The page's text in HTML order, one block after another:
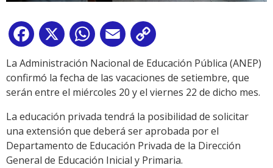
Facebook
X WhatsApp
Email
Link
La Administración Nacional de Educación Pública (ANEP)
confirmó la fecha de las vacaciones de setiembre, que
serán entre el miércoles 20 y el viernes 22 de dicho mes.
La educación privada tendrá la posibilidad de solicitar
una extensión que deberá ser aprobada por el
Departamento de Educación Privada de la Dirección
General de Educación Inicial y Primaria.